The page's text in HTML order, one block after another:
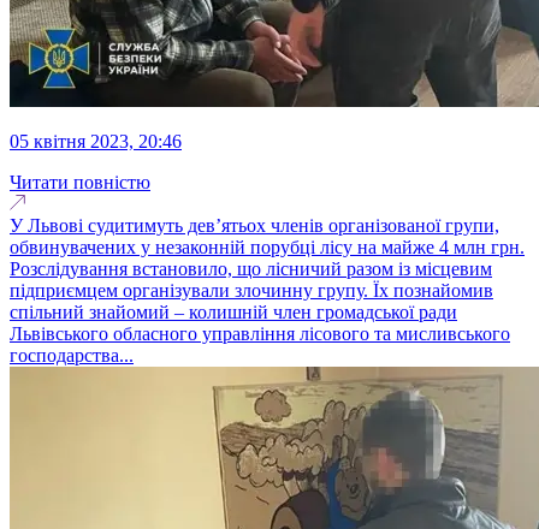
05 квітня 2023, 20:46
Читати повністю
У Львові судитимуть дев’ятьох членів організованої групи,
обвинувачених у незаконній порубці лісу на майже 4 млн грн.
Розслідування встановило, що лісничий разом із місцевим
підприємцем організували злочинну групу. Їх познайомив
спільний знайомий – колишній член громадської ради
Львівського обласного управління лісового та мисливського
господарства...